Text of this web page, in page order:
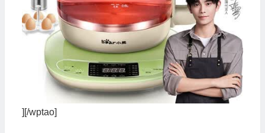
][/wptao]